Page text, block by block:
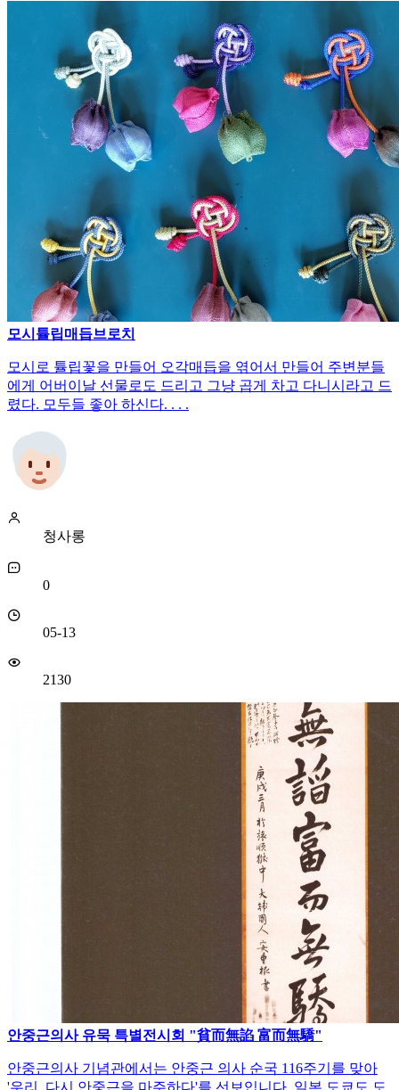
모시튤립매듭브로치
모시로 튤립꽃을 만들어 오각매듭을 엮어서 만들어 주변분들
에게 어버이날 선물로도 드리고 그냥 곱게 차고 다니시라고 드
렸다. 모두들 좋아 하신다. . . .
청사롱
0
05-13
2130
안중근의사 유묵 특별전시회 "貧而無諂 富而無驕"
안중근의사 기념관에서는 안중근 의사 순국 116주기를 맞아